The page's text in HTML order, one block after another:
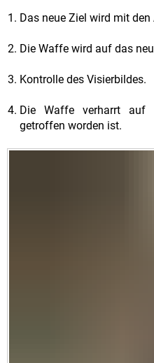
Das neue Ziel wird mit
Die Waffe wird auf das
Kontrolle des Visierbildes.
Die Waffe verharrt auf
getroffen worden ist.